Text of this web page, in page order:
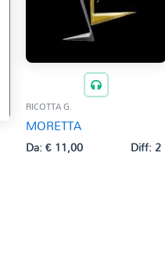
RICOTTA G.
MORETTA
Da:€11,00 Diff: 2